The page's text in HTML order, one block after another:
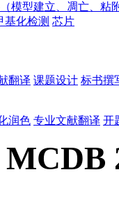
模型建立、凋亡、粘
基化检测 芯片
翻译 课题设计 标书撰
润色 专业文献翻译 开
MCDB